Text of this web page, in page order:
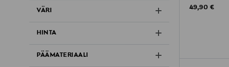
VÄRI
HINTA
PÄÄMATERIAALI
Original Price
49,90 €